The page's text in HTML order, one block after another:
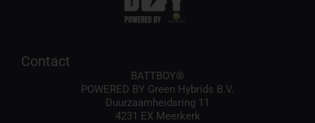
Contact
BATTBOY®
POWERED BY Green Hybrids B.V.
Duurzaamheidsring 11
4231 EX Meerkerk